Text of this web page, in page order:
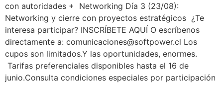
con autoridades + Networking Día 3 (23/08):
Networking y cierre con proyectos estratégicos ¿Te
interesa participar? INSCRÍBETE AQUÍ O escríbenos
directamente a: comunicaciones@softpower.cl Los
cupos son limitados.Y las oportunidades, enormes.
Tarifas preferenciales disponibles hasta el 16 de
junio.Consulta condiciones especiales por participación